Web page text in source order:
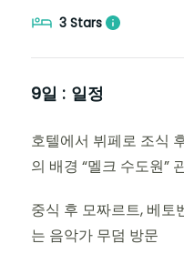
3 Stars
9일 : 일정
호텔에서 뷔페로 조식
의 배경 “멜크 수도원”
중식 후 모짜르트, 베토
는 음악가 무덤 방문